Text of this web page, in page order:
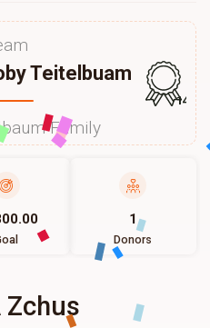
Teitelbuam
Family
143
1
Donors
Zchus